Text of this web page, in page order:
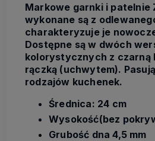
Markowe garnki i patelnie
wykonane są z
charakteryzuje je
Dostępne są w dwóch
kolorystycznych z czarną
rączką (uchwytem).
rodzajów kuchenek.
Średnica: 24 cm
Wysokość(bez
Grubość dna 4,5 mm